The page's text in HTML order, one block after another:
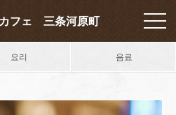
フェ 三条河原町
요리 음료